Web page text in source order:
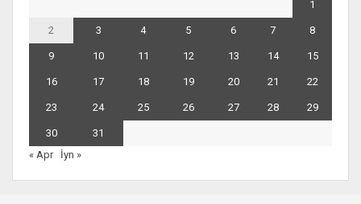
1
2 3 4 5 6 7 8
9 10 11 12 13 14 15
16 17 18 19 20 21 22
23 24 25 26 27 28 29
30
31
« Apr
İyn »